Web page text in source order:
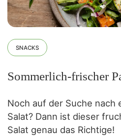
SNACKS
Sommerlich-frischer
Noch auf der Suche nach
Salat? Dann ist dieser
Salat genau das Richtige!